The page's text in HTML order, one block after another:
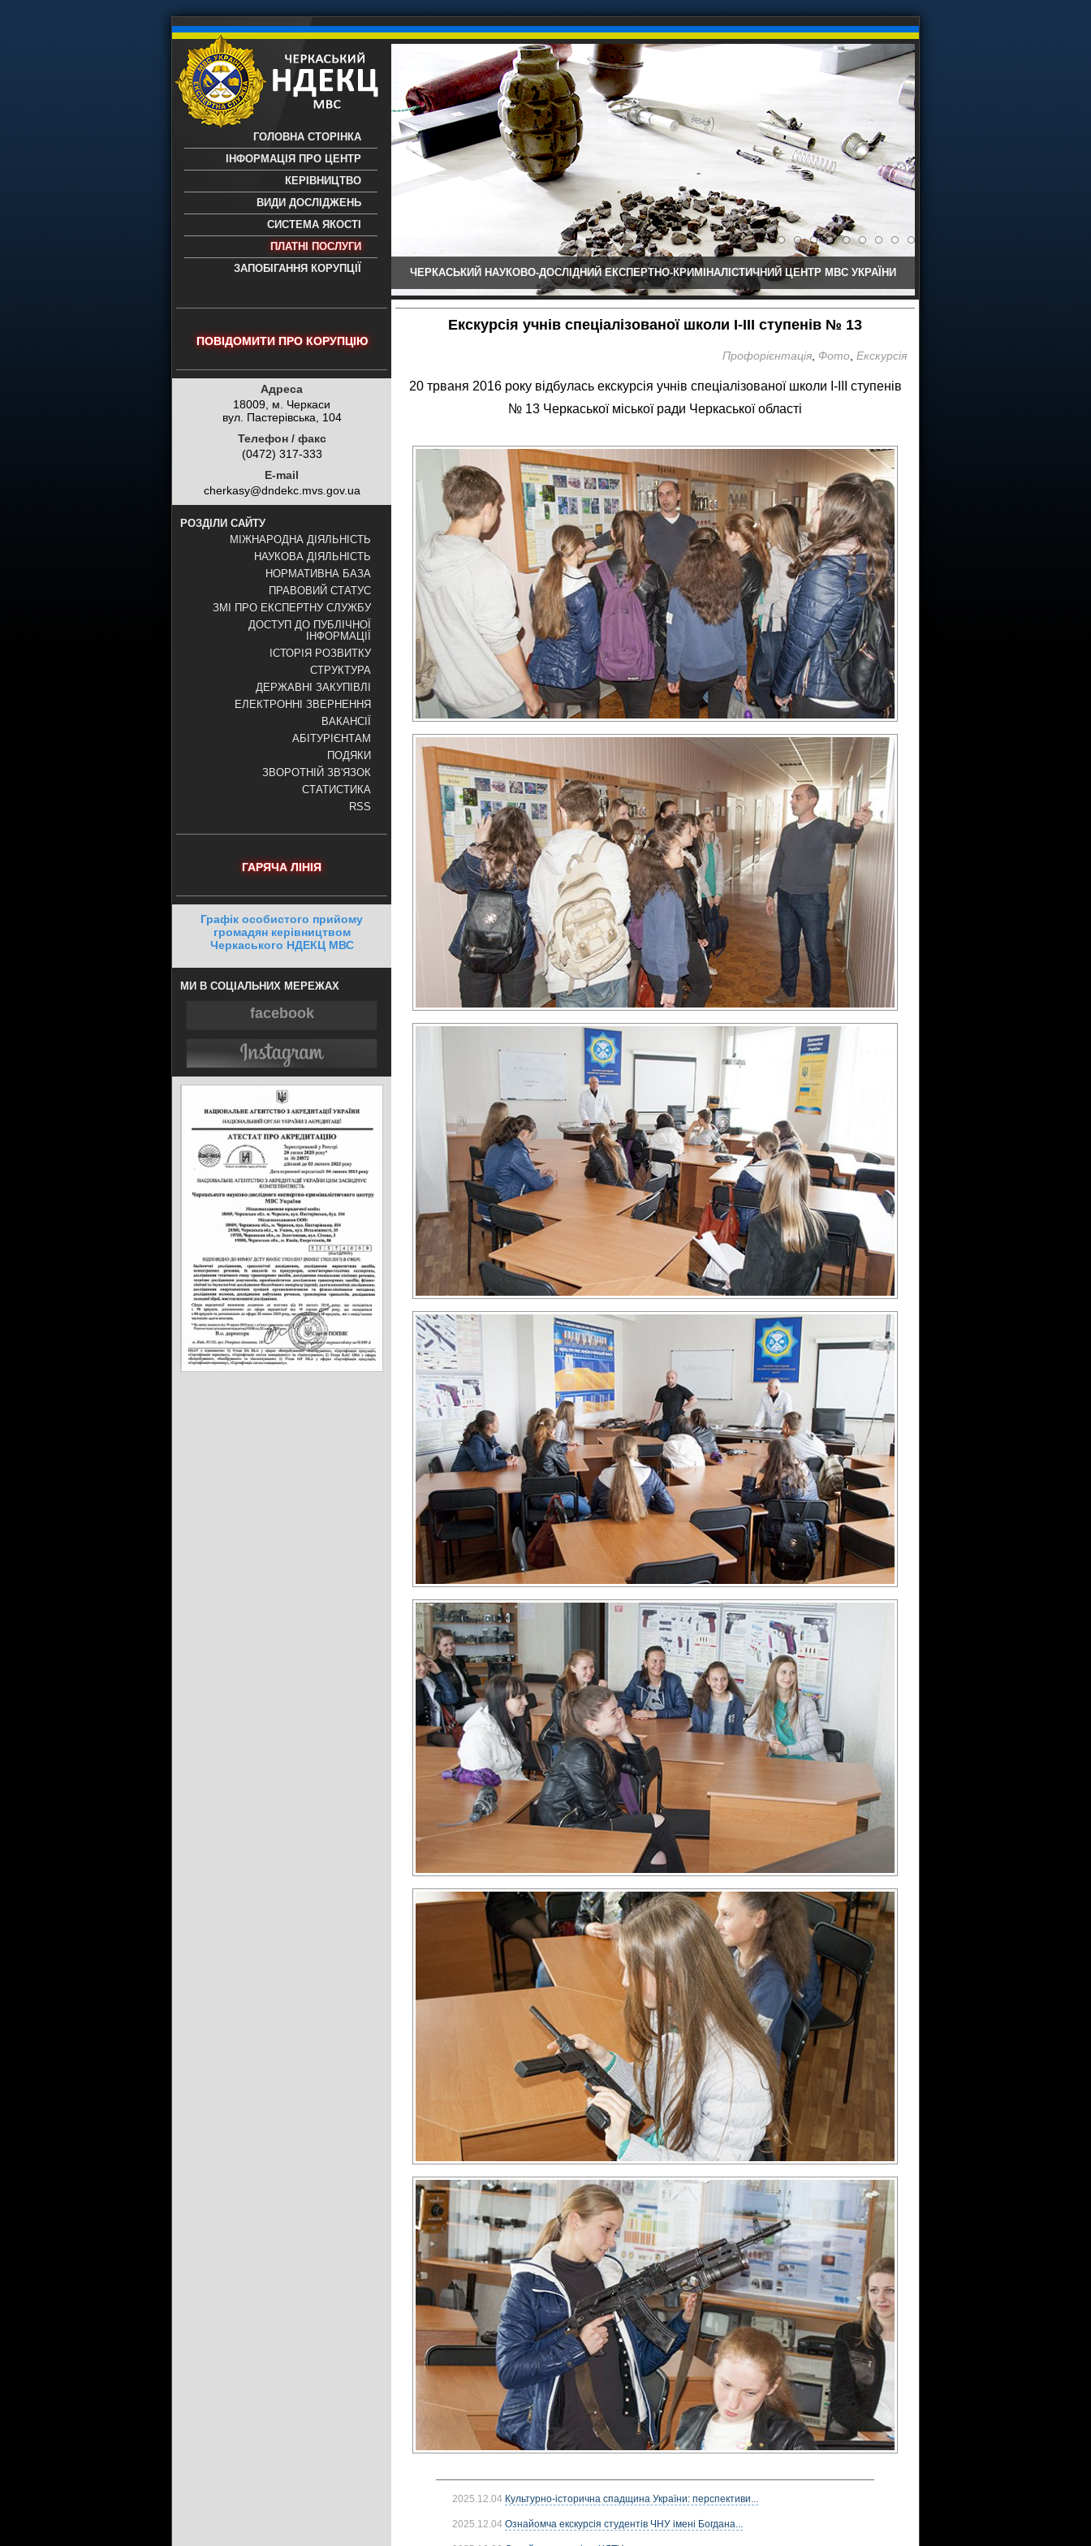
науково-дослідний експертно-
- проведення всих видів судових
експертиз
ГОЛОВНА СТОРІНКА
ІНФОРМАЦІЯ ПРО ЦЕНТР
КЕРІВНИЦТВО
ВИДИ ДОСЛІДЖЕНЬ
СИСТЕМА ЯКОСТІ
ПЛАТНІ ПОСЛУГИ
ЗАПОБІГАННЯ КОРУПЦІЇ
ЧЕРКАСЬКИЙ НАУКОВО-ДОСЛІДНИЙ ЕКСПЕРТНО-КРИМІНАЛІСТИЧНИЙ ЦЕНТР МВС УКРАЇНИ
ПОВІДОМИТИ ПРО КОРУПЦІЮ
Адреса
18009, м. Черкаси
вул. Пастерівська, 104
Телефон / факс
(0472) 317-333
E-mail
cherkasy@dndekc.mvs.gov.ua
РОЗДІЛИ САЙТУ
МІЖНАРОДНА ДІЯЛЬНІСТЬ
НАУКОВА ДІЯЛЬНІСТЬ
НОРМАТИВНА БАЗА
ПРАВОВИЙ СТАТУС
ЗМІ ПРО ЕКСПЕРТНУ СЛУЖБУ
ДОСТУП ДО ПУБЛІЧНОЇ
ІНФОРМАЦІЇ
ІСТОРІЯ РОЗВИТКУ
СТРУКТУРА
ДЕРЖАВНІ ЗАКУПІВЛІ
ЕЛЕКТРОННІ ЗВЕРНЕННЯ
ВАКАНСІЇ
АБІТУРІЄНТАМ
ПОДЯКИ
ЗВОРОТНІЙ ЗВ'ЯЗОК
СТАТИСТИКА
RSS
ГАРЯЧА ЛІНІЯ
Графік особистого прийому
громадян керівництвом
Черкаського НДЕКЦ МВС
МИ В СОЦІАЛЬНИХ МЕРЕЖАХ
facebook
Екскурсія учнів спеціалізованої школи І-ІІІ ступенів № 13
Профорієнтація Фото Екскурсія
20 трваня 2016 року відбулась екскурсія учнів спеціалізованої школи І-ІІІ ступенів
№ 13 Черкаської міської ради Черкаської області
2025.12.04 Культурно-історична спадщина України: перспективи...
2025.12.04 Ознайомча екскурсія студентів ЧНУ імені Богдана...